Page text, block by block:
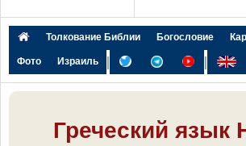
Толкование Библии Богословие
Фото Израиль | |
Греческий язык